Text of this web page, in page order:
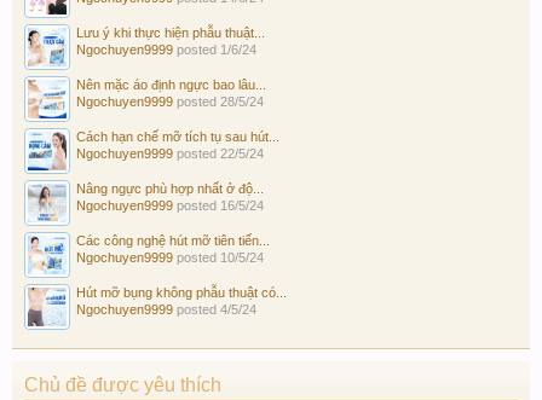
Lưu ý khi thực hiện phẫu thuật...
Ngochuyen9999 posted 1/6/24
Nên mặc áo định ngực bao lâu...
Ngochuyen9999 posted 28/5/24
Cách hạn chế mỡ tích tụ sau hút...
Ngochuyen9999 posted 22/5/24
Nâng ngực phù hợp nhất ở độ...
Ngochuyen9999 posted 16/5/24
Các công nghệ hút mỡ tiên tiến...
Ngochuyen9999 posted 10/5/24
Hút mỡ bụng không phẫu thuật có...
Ngochuyen9999 posted 4/5/24
Chủ đề được yêu thích